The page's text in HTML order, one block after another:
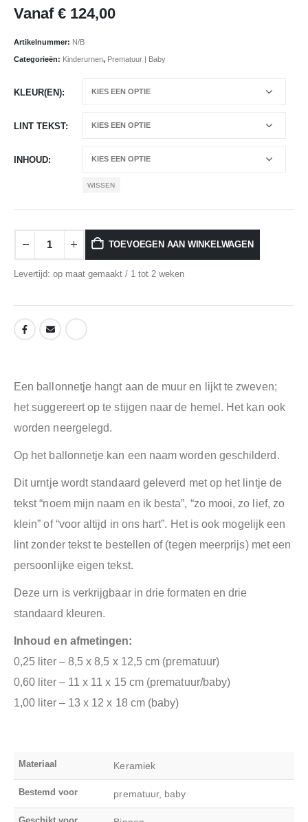
Vanaf € 124,00
Artikelnummer: N/B
Categorieën: Kinderurnen, Prematuur | Baby
KLEUR(EN)
LINT TEKST
INHOUD
WISSEN
TOEVOEGEN AAN WINKELWAGEN
Levertijd: op maat gemaakt / 1 tot 2 weken
Een ballonnetje hangt aan de muur en lijkt te zweven;
het suggereert op te stijgen naar de hemel. Het kan ook
worden neergelegd.
Op het ballonnetje kan een naam worden geschilderd.
Dit urntje wordt standaard geleverd met op het lintje de
tekst “noem mijn naam en ik besta”, “zo mooi, zo lief, zo
klein” of “voor altijd in ons hart”. Het is ook mogelijk een
lint zonder tekst te bestellen of (tegen meerprijs) met een
persoonlijke eigen tekst.
Deze urn is verkrijgbaar in drie formaten en drie
standaard kleuren.
Inhoud en afmetingen:
0,25 liter – 8,5 x 8,5 x 12,5 cm (prematuur)
0,60 liter – 11 x 11 x 15 cm (prematuur/baby)
1,00 liter – 13 x 12 x 18 cm (baby)
Materiaal Keramiek
Bestemd voor prematuur, baby